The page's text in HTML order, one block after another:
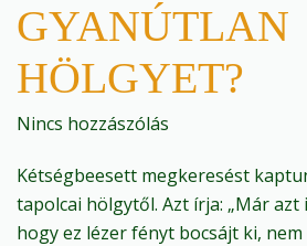
GYANÚTLAN
HÖLGYET?
Nincs hozzászólás
Kétségbeesett megkeresést
tapolcai hölgytől. Azt írja: „Már azt
hogy ez lézer fényt bocsájt ki,